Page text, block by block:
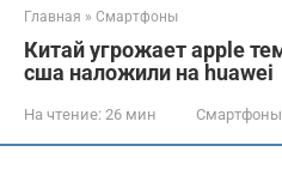
Главная » Смартфоны
Китай угрожает apple
сша наложили на huawei
На чтение: 26 мин Смартфоны